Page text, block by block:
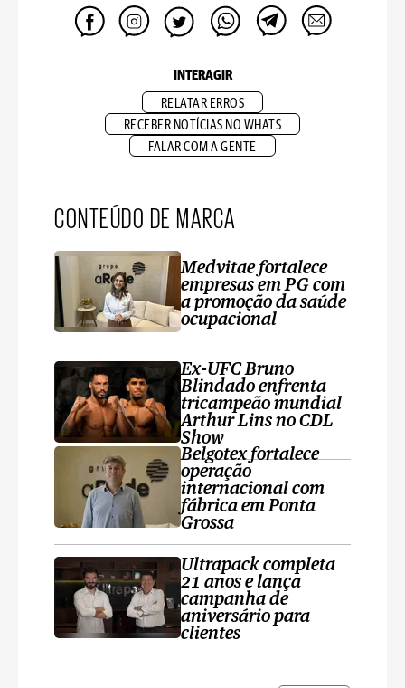
INTERAGIR
RELATAR ERROS
RECEBER NOTÍCIAS NO WHATS
FALAR COM A GENTE
CONTEÚDO DE MARCA
Medvitae fortalece
empresas em PG com
a promoção da saúde
ocupacional
Ex-UFC Bruno
Blindado enfrenta
tricampeão mundial
Arthur Lins no CDL
Show
Belgotex fortalece
operação
internacional com
fábrica em Ponta
Grossa
Ultrapack completa
21 anos e lança
campanha de
aniversário para
clientes